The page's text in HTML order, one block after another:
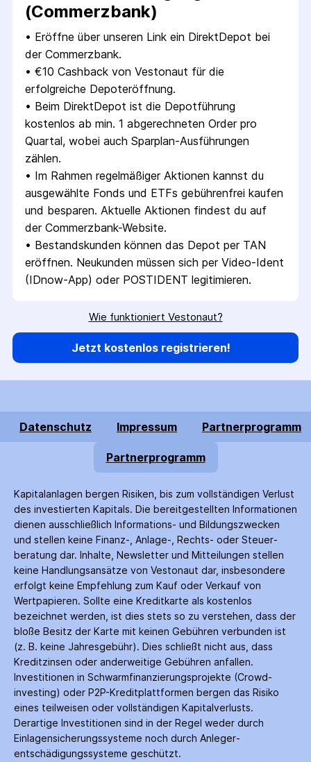
(Commerzbank)
• Eröffne über unseren Link ein DirektDepot bei
der Commerzbank.
• €10 Cashback von Vestonaut für die
erfolgreiche Depoteröffnung.
• Beim DirektDepot ist die Depotführung
kostenlos ab min. 1 abgerechneten Order pro
Quartal, wobei auch Sparplan-Ausführungen
zählen.
• Im Rahmen regelmäßiger Aktionen kannst du
ausgewählte Fonds und ETFs gebührenfrei kaufen
und besparen. Aktuelle Aktionen findest du auf
der Commerzbank-Website.
• Bestandskunden können das Depot per TAN
eröffnen. Neukunden müssen sich per Video-Ident
(IDnow-App) oder POSTIDENT legitimieren.
Wie funktioniert Vestonaut?
Jetzt kostenlos registrieren!
Datenschutz Impressum Partnerprogramm
Partnerprogramm
Kapitalanlagen bergen Risiken, bis zum voll­ständigen Verlust
des investierten Kapitals. Die bereitgestellten Informationen
dienen ausschließlich Informations- und Bildungs­zwecken
und stellen keine Finanz-, Anlage-, Rechts- oder Steuer­
beratung dar. Inhalte, Newsletter und Mitteilungen stellen
keine Handlungs­ansätze von Vestonaut dar, insbesondere
erfolgt keine Empfehlung zum Kauf oder Verkauf von
Wertpapieren. Sollte eine Kreditkarte als kostenlos
bezeichnet werden, ist dies stets so zu verstehen, dass der
bloße Besitz der Karte mit keinen Gebühren verbunden ist
(z. B. keine Jahres­gebühr). Dies schließt nicht aus, dass
Kredit­zinsen oder anderweitige Gebühren anfallen.
Investitionen in Schwarm­finanzierungs­projekte (Crowd­
investing) oder P2P-Kredit­plattformen bergen das Risiko
eines teilweisen oder vollständigen Kapitalverlusts.
Derartige Investitionen sind in der Regel weder durch
Einlagen­sicherungs­systeme noch durch Anleger­
entschädigungs­systeme geschützt.